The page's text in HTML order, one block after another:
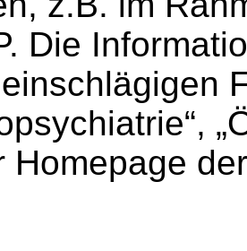
Die
Homepage